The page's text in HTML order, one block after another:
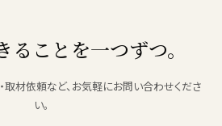
ることを一つずつ。
取材依頼など、お気軽にお問い合わせくださ
い。